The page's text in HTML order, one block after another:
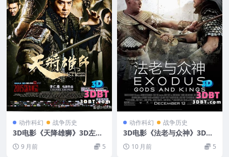
动作科幻 战争历史
3D电影《天降雄狮》3D左右
格式 高清网盘下载 VR版3D
电影9 月前 5
动作科幻 战争历史
3D电影《法老与众神》3D左
右格式 高清 网盘 蓝光 迅雷B
T 下载
10 月前 5